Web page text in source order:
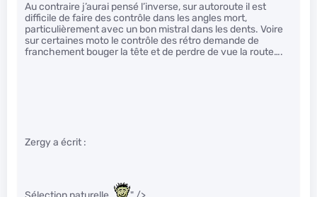
Au contraire j’aurai pensé l’inverse, sur autoroute il est
difficile de faire des contrôle dans les angles mort,
particulièrement avec un bon mistral dans les dents. Voire
sur certaines moto le contrôle des rétro demande de
franchement bouger la tête et de perdre de vue la route….
Zergy a écrit :